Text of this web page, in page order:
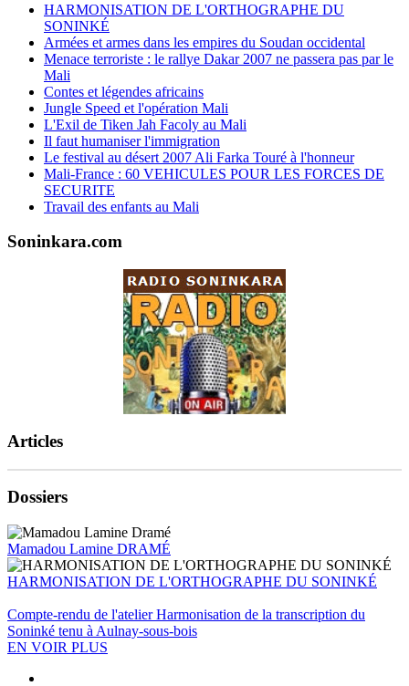
HARMONISATION DE L'ORTHOGRAPHE DU
SONINKÉ
Armées et armes dans les empires du Soudan occidental
Menace terroriste : le rallye Dakar 2007 ne passera pas par le
Mali
Contes et légendes africains
Jungle Speed et l'opération Mali
L'Exil de Tiken Jah Facoly au Mali
Il faut humaniser l'immigration
Le festival au désert 2007 Ali Farka Touré à l'honneur
Mali-France : 60 VEHICULES POUR LES FORCES DE
SECURITE
Travail des enfants au Mali
Soninkara.com
Articles
Dossiers
Mamadou Lamine DRAMÉ
HARMONISATION DE L'ORTHOGRAPHE DU SONINKÉ
Compte-rendu de l'atelier Harmonisation de la transcription du
Soninké tenu à Aulnay-sous-bois
EN VOIR PLUS